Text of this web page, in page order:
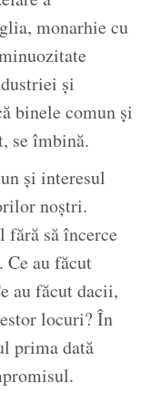
monarhie cu
și
binele comun și
se îmbină.
și interesul
noștri.
să încerce
au făcut
au făcut dacii,
locuri? În
prima dată